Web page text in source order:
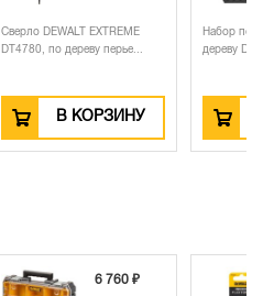
Сверло DEWALT EXTREME
DT4780, по дереву перье...
В КОРЗИНУ
Набор
дереву
6 760 ₽